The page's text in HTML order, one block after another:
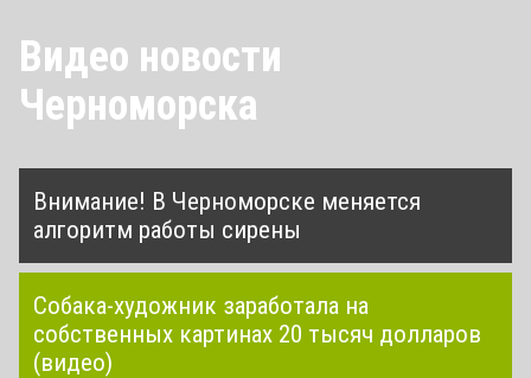
Видео новости
Черноморска
Внимание! В Черноморске меняется
алгоритм работы сирены
Собака-художник заработала на
собственных картинах 20 тысяч долларов
(видео)